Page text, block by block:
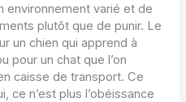
environnement varié et de
plutôt que de punir. Le
un chien qui apprend à
pour un chat que l’on
caisse de transport. Ce
ce n’est plus l’obéissance